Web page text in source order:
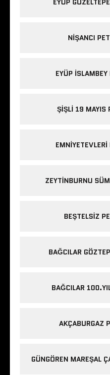
NIŞANCI
EYÜP
ŞIŞLI 19 MAYIS
ZEYTINBURNU
BEŞTELSIZ
BAĞCILAR
BAĞCILAR
AKÇABURGAZ
GÜNGÖREN MAREŞAL